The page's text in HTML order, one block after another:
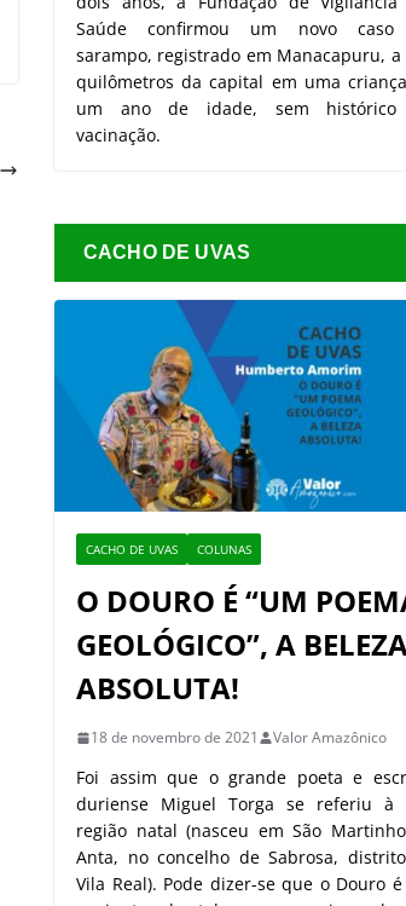
Saúde confirmou um novo
sarampo, registrado em Manacapuru, a
quilômetros da capital em uma
um ano de idade, sem
vacinação.
CACHO DE UVAS
CACHO DE UVAS COLUNAS
O DOURO É “UM
GEOLÓGICO”, A
ABSOLUTA!
18 de novembro de 2021 Valor Amazônico
Foi assim que o grande poeta e
duriense Miguel Torga se referiu à
região natal (nasceu em São
Anta, no concelho de Sabrosa,
Vila Real). Pode dizer-se que o Douro